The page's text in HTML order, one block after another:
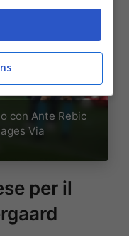
con Ante Rebic
Via
per il